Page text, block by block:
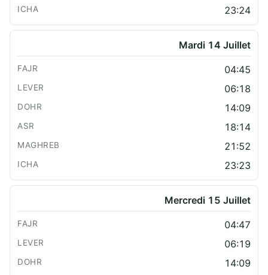
23:24
Mardi 14 Juillet
04:45
06:18
14:09
18:14
21:52
23:23
Mercredi 15 Juillet
04:47
06:19
14:09